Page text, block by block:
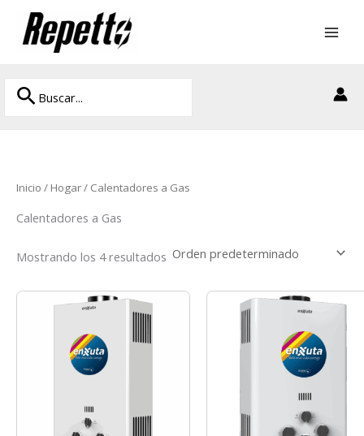
contenido
Buscar
por:
Buscar
Inicio / Hogar/ Calentadores a Gas
Calentadores a Gas
Mostrando los 4 resultados